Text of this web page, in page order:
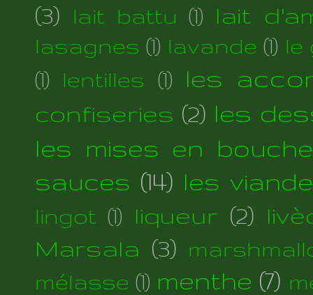
(3)
lait battu (1) lait
lasagnes (1) lavande (1) le
(1)
lentilles (1) les
confiseries (2) les
les mises en bouche
sauces (14) les
lingot (1) liqueur (2)
Marsala (3)
mélasse (1) menthe (7)